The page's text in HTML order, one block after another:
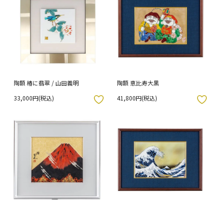
陶額 椿に翡翠 / 山田義明
33,000円(税込)
陶額 恵比寿大黒
41,800円(税込)
お気に入りボタン